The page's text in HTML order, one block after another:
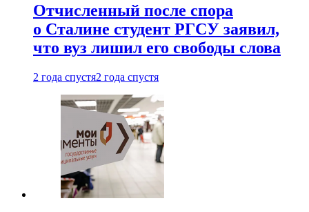
Отчисленный после спора
о Сталине студент РГСУ заявил,
что вуз лишил его свободы слова
2 года спустя2 года спустя